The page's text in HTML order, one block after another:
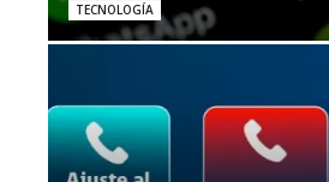
TECNOLOGÍA